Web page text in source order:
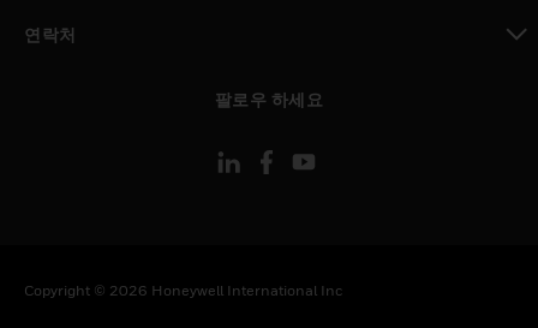
연락처
팔로우 하세요
Copyright © 2026 Honeywell International Inc